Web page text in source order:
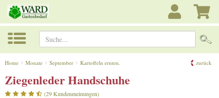
Suche...
Home Monate September Kartoffeln ernten. zurück
Ziegenleder Handschuhe
(29 Kundenmeinungen)